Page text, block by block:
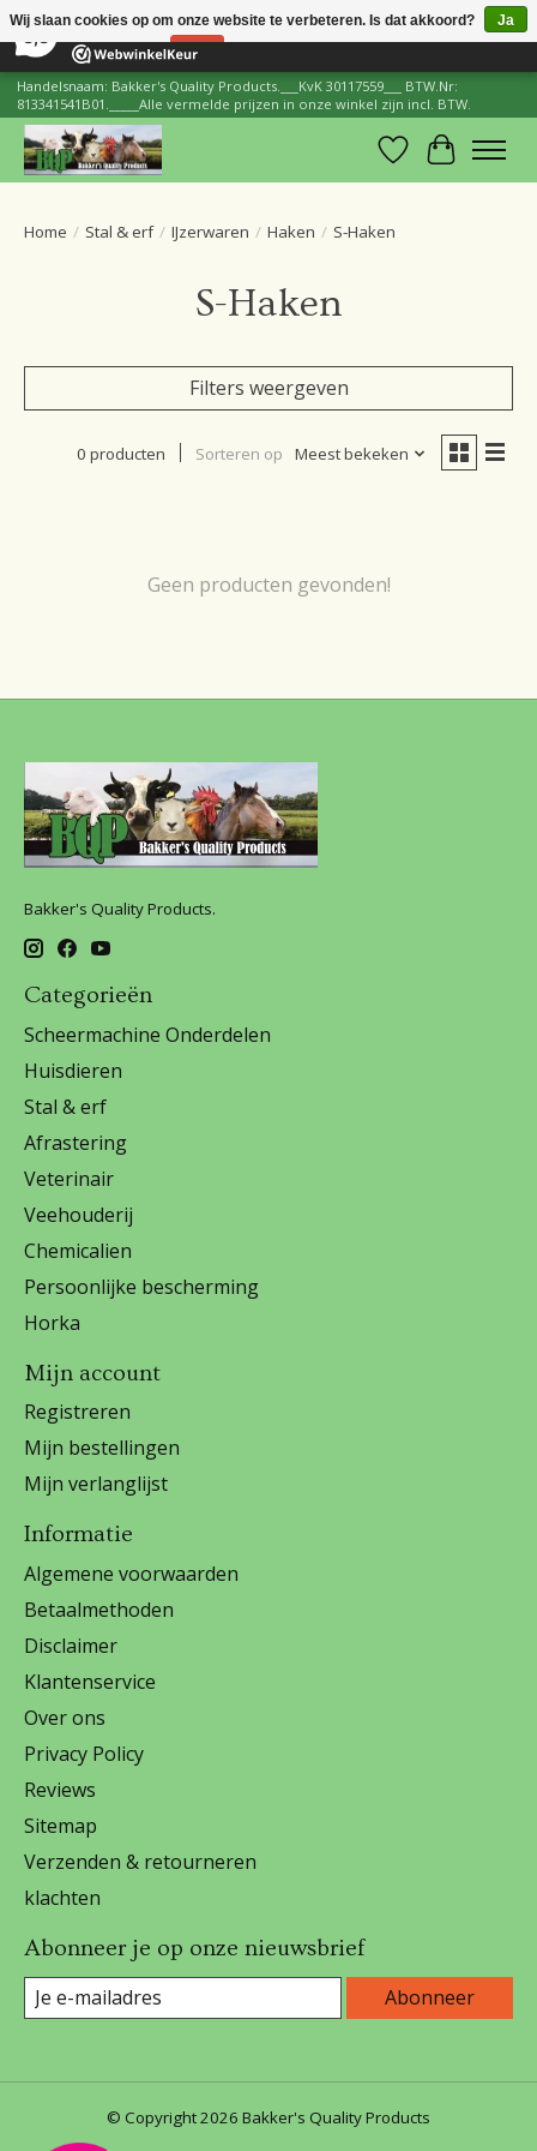
206 Reviews ×
Handelsnaam: Bakker's Quality Products.___KvK 30117559___ BTW.Nr:
813341541B01._____Alle vermelde prijzen in onze winkel zijn incl. BTW.
Verlanglijst
Home / Stal & erf / IJzerwaren / Haken / S-Haken
S-Haken
Filters weergeven
0 producten Sorteren op Meest bekeken
Geen producten gevonden!
Bakker's Quality Products.
Categorieën
Scheermachine Onderdelen
Huisdieren
Stal & erf
Afrastering
Veterinair
Veehouderij
Chemicalien
Persoonlijke bescherming
Horka
Mijn account
Registreren
Mijn bestellingen
Mijn verlanglijst
Informatie
Algemene voorwaarden
Betaalmethoden
Disclaimer
Klantenservice
Over ons
Privacy Policy
Reviews
Sitemap
Verzenden & retourneren
klachten
Abonneer je op onze nieuwsbrief
Abonneer
© Copyright 2026 Bakker's Quality Products
Wij slaan cookies op om onze website te verbeteren. Is dat akkoord?
Ja
Nee